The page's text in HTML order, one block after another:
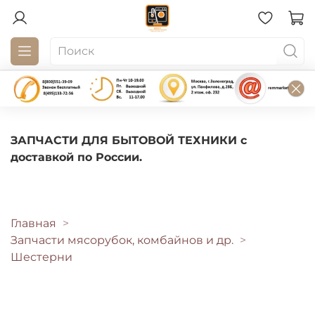
ЗАПЧАСТИ ДЛЯ БЫТОВОЙ ТЕХНИКИ с
доставкой по России.
Главная
Запчасти мясорубок, комбайнов и др.
Шестерни